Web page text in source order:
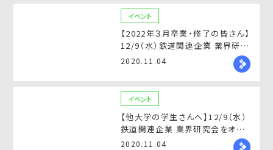
イベント
【2022年３月卒業・修了の皆さん】
12/9（水）鉄道関連企業 業界研究
会をオンライン・LIVE！で開催！
2020.11.04
イベント
【他大学の学生さんへ】12/9（水）
鉄道関連企業 業界研究会をオン
ライン・LIVE！で開催！
2020.11.04